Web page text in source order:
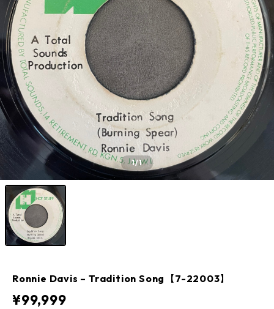
1/1
Ronnie Davis – Tradition Song【7-22003】
¥99,999